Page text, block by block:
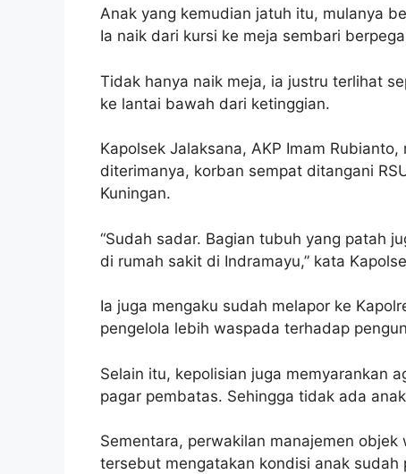
Anak yang kemudian jatuh itu, mulanya
Ia naik dari kursi ke meja sembari
Tidak hanya naik meja, ia justru terlihat
ke lantai bawah dari ketinggian.
Kapolsek Jalaksana, AKP Imam
diterimanya, korban sempat ditangani
Kuningan.
“Sudah sadar. Bagian tubuh yang patah
di rumah sakit di Indramayu,” kata
Ia juga mengaku sudah melapor ke
pengelola lebih waspada terhadap
Selain itu, kepolisian juga memyarankan
pagar pembatas. Sehingga tidak ada
Sementara, perwakilan manajemen
tersebut mengatakan kondisi anak